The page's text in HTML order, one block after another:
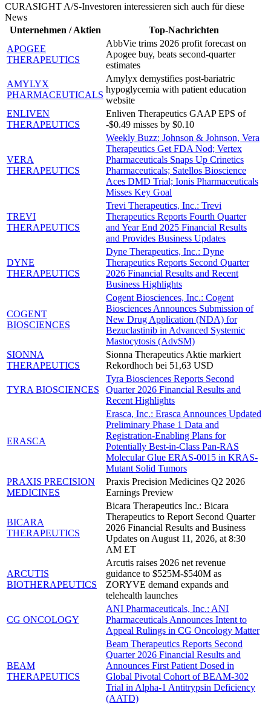
CURASIGHT A/S-Investoren interessieren sich auch für diese
News
Unternehmen / Aktien
Top-Nachrichten
APOGEE
THERAPEUTICS
AbbVie trims 2026 profit forecast on
Apogee buy, beats second-quarter
estimates
AMYLYX
PHARMACEUTICALS
Amylyx demystifies post-bariatric
hypoglycemia with patient education
website
ENLIVEN
THERAPEUTICS
Enliven Therapeutics GAAP EPS of
-$0.49 misses by $0.10
VERA
THERAPEUTICS
Weekly Buzz: Johnson & Johnson, Vera
Therapeutics Get FDA Nod; Vertex
Pharmaceuticals Snaps Up Crinetics
Pharmaceuticals; Satellos Bioscience
Aces DMD Trial; Ionis Pharmaceuticals
Misses Key Goal
TREVI
THERAPEUTICS
Trevi Therapeutics, Inc.: Trevi
Therapeutics Reports Fourth Quarter
and Year End 2025 Financial Results
and Provides Business Updates
DYNE
THERAPEUTICS
Dyne Therapeutics, Inc.: Dyne
Therapeutics Reports Second Quarter
2026 Financial Results and Recent
Business Highlights
COGENT
BIOSCIENCES
Cogent Biosciences, Inc.: Cogent
Biosciences Announces Submission of
New Drug Application (NDA) for
Bezuclastinib in Advanced Systemic
Mastocytosis (AdvSM)
SIONNA
THERAPEUTICS
Sionna Therapeutics Aktie markiert
Rekordhoch bei 51,63 USD
TYRA BIOSCIENCES
Tyra Biosciences Reports Second
Quarter 2026 Financial Results and
Recent Highlights
ERASCA
Erasca, Inc.: Erasca Announces Updated
Preliminary Phase 1 Data and
Registration-Enabling Plans for
Potentially Best-in-Class Pan-RAS
Molecular Glue ERAS-0015 in KRAS-
Mutant Solid Tumors
PRAXIS PRECISION
MEDICINES
Praxis Precision Medicines Q2 2026
Earnings Preview
BICARA
THERAPEUTICS
Bicara Therapeutics Inc.: Bicara
Therapeutics to Report Second Quarter
2026 Financial Results and Business
Updates on August 11, 2026, at 8:30
AM ET
ARCUTIS
BIOTHERAPEUTICS
Arcutis raises 2026 net revenue
guidance to $525M-$540M as
ZORYVE demand expands and
telehealth launches
CG ONCOLOGY
ANI Pharmaceuticals, Inc.: ANI
Pharmaceuticals Announces Intent to
Appeal Rulings in CG Oncology Matter
BEAM
THERAPEUTICS
Beam Therapeutics Reports Second
Quarter 2026 Financial Results and
Announces First Patient Dosed in
Global Pivotal Cohort of BEAM-302
Trial in Alpha-1 Antitrypsin Deficiency
(AATD)